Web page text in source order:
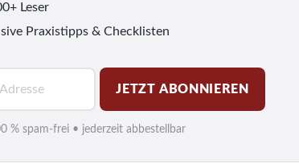
Leser
Praxistipps & Checklisten
JETZT ABONNIEREN
% spam-frei • jederzeit abbestellbar